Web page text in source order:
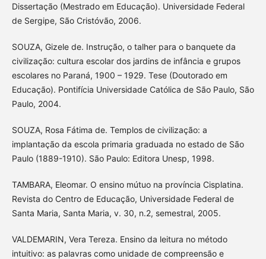
Dissertação (Mestrado em Educação). Universidade Federal
de Sergipe, São Cristóvão, 2006.
SOUZA, Gizele de. Instrução, o talher para o banquete da
civilização: cultura escolar dos jardins de infância e grupos
escolares no Paraná, 1900 – 1929. Tese (Doutorado em
Educação). Pontifícia Universidade Católica de São Paulo, São
Paulo, 2004.
SOUZA, Rosa Fátima de. Templos de civilização: a
implantação da escola primaria graduada no estado de São
Paulo (1889-1910). São Paulo: Editora Unesp, 1998.
TAMBARA, Eleomar. O ensino mútuo na província Cisplatina.
Revista do Centro de Educação, Universidade Federal de
Santa Maria, Santa Maria, v. 30, n.2, semestral, 2005.
VALDEMARIN, Vera Tereza. Ensino da leitura no método
intuitivo: as palavras como unidade de compreensão e